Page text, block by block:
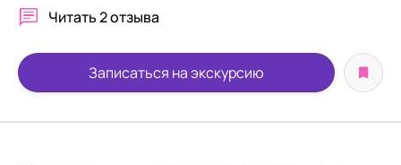
Читать2 отзыва
Записаться на экскурсию